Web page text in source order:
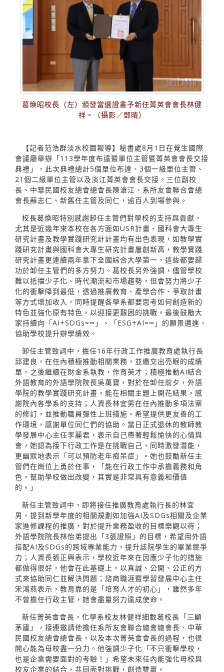
葛煥昭校長（左）頒發當選證書予新任菁英會會長林健
祥。（攝影／鄧晴）
【記者范浩群淡水校園報導】秘書處8月1日在覺生國際
會議廳舉辦「113學年度布達暨單位主管暨菁英會會長交接
典禮」，此次典禮總計5個單位布達、3個一級單位主管、
21個二級單位主管以及淡江菁英會會長交接。三位副校
長、中華民國校友總會總會長陳滄江、系所友會聯合會總
會長蘇志仁、新舊任主管及同仁，逾百人到場參與。
校長葛煥昭特別感謝卸任主管們對學校的支持與貢獻，
尤其是近幾年來本校在各方面如USR計畫、國科會大專生
研究計畫及教學實踐研究計計畫均有出色表現，如教學實
踐研究計畫與國科會大專生研究計畫屢創新高，教學實踐
研究計畫更連續兩年拿下全國綜合大學第一，這些都要歸
功於卸任主管們的多方努力。葛校長另外強調，儘管學校
難以抵擋少子化、時代潮流和市場趨勢，但會努力將少子
化的衝擊降到最低，透過推廣教育、產學合作、爭取計畫
等方式增加收入，同時提醒各學系都要思考如何創造新的
特色並強化原有特色，以迎接更艱困的挑戰。最後鼓勵大
家持續向「AI+SDGs=∞」、「ESG+AI=∞」的願景邁進，
協助學校提升辦學績效。
卸任主管致詞中，擔任16年行政工作推廣教育處執行長
邱建良，在任內積極推動相關業務，並繳交出亮眼的成績
單，之後繼續在財金系執教，作育英才；積極推動AI結合
外語教育的外語學院院長吳萬寶，對於在卸任前夕，外語
學院的教學實踐研究計畫，能在相關主題上開花結果，感
謝院內各學系的支持；人資長林宜男在任內推動多項法案
的修訂，並推動職員彈性上班措施，希望提供更友善的工
作環境，感謝單位同仁們的協助。當日正式退休的教師教
學發展中心主任李麗君，表示自己帶著輕鬆愉快的心情與
會，她認為接下行政工作是在挑戰自己，同時激發潛能，
更幽默地表示「可以預防老年痴呆症」。她也鼓勵新任主
管們在崗位上勇於任事，「能在行政工作中承擔義務和角
色，幫助學校做出改變，其實是非常具有意義和價值
的。」
新任主管致詞中，即將接任推廣教育處執行長的林宜
男，提到新學年度的相關規劃如加強AI及SDGs相關及企業
家進修課程的推廣，對於提升業務盈收的目標樂觀以待；
外語學院院長林怡弟提出「3張證照」的目標，希望用外語
搭配AI及SDGs的跨域專業能力，提升該院學生的畢業競爭
力；人資長張正興表示，學校近年來在因應少子化的措施
都做得很好，他會在此基礎上，以真誠、公開、公正的方
式來協助同仁並解決問題；諮商職涯暨學習發展中心主任
宋鴻燕表示，教育靠的是「培育人才的初心」，雖然多年
不曾擔任行政主管，她會盡量努力達成使命。
新任菁英會會長，化學系校友林健祥細數葛校長「三顧
茅廬」，接連邀請他擔任系所友會聯合總會總會長、中華
民國校友總會總會長，以及本次菁英會會長的過程，也很
開心能為母校盡一分力。他強調少子化「不只衝擊學校，
也是企業需要面對的考驗！」希望未來任內能強化母校與
校友企業的結合，共同面對挑戰，創造雙贏。